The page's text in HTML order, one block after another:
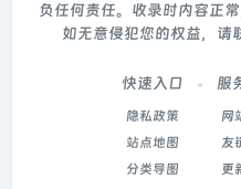
负任何责任。收录时内容正
如无意侵犯您的权益，请
快速入口
隐私政策
站点地图
分类导图
服
网
友
更